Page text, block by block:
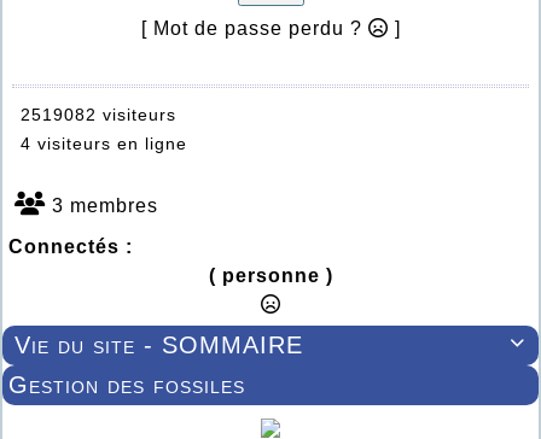
[ Mot de passe perdu ? ]
2519082 visiteurs
4 visiteurs en ligne
3 membres
Connectés :
( personne )

Vie du site - SOMMAIRE
Gestion des fossiles